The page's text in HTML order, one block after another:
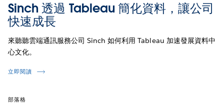
Sinch 透過 Tableau 簡化資料，讓公司
快速成長
來聽聽雲端通訊服務公司 Sinch 如何利用 Tableau 加速發展資料中
心文化。
立即閱讀
部落格